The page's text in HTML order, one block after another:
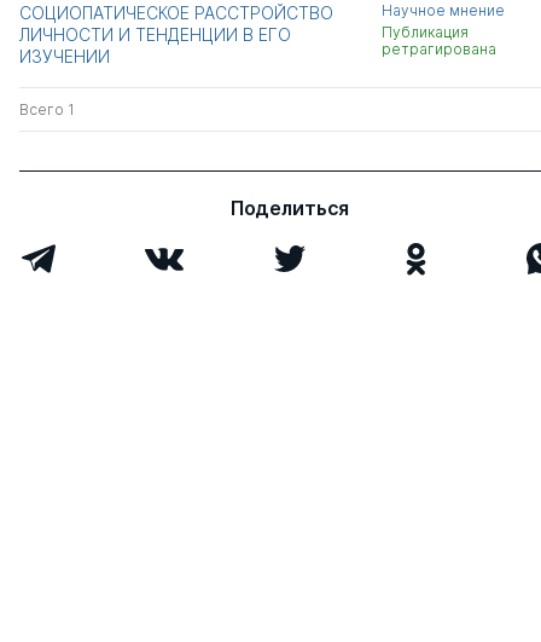
СОЦИОПАТИЧЕСКОЕ РАССТРОЙСТВО
ЛИЧНОСТИ И ТЕНДЕНЦИИ В ЕГО
ИЗУЧЕНИИ
Научное мнение
Публикация
ретрагирована
Всего 1
Поделиться